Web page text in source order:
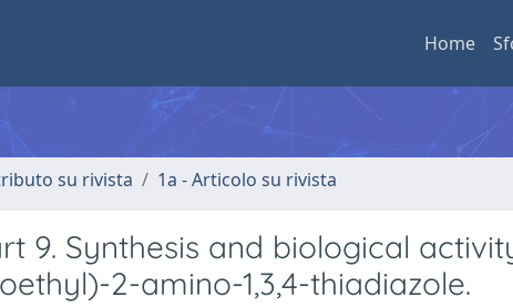
Home
su rivista 1a - Articolo su rivista
9. Synthesis and biological
2-amino-1,3,4-thiadiazole.